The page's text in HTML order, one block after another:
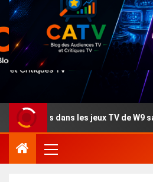
dans les jeux TV de W9 sans le savoir